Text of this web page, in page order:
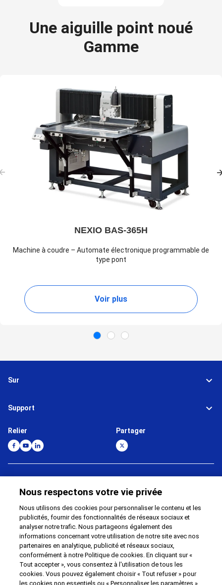
Une aiguille point noué
Gamme
NEXIO BAS-365H
Machine à coudre – Automate électronique programmable de
type pont
Voir plus
Sur
Support
Relier Partager
Politique de confidentialité
Contact
Impressum
Plan du site
1995 -2026Brother Internationale Industriemaschinen GmbH All Rights
Reserved.
Nous respectons votre vie privée
Nous utilisons des cookies pour personnaliser le contenu et les
publicités, fournir des fonctionnalités de réseaux sociaux et
analyser notre trafic. Nous partageons également des
informations concernant votre utilisation de notre site avec nos
partenaires en analytique, publicité et réseaux sociaux,
conformément à notre Politique de cookies. En cliquant sur «
Tout accepter », vous consentez à l'utilisation de tous les
cookies. Vous pouvez également choisir « Tout refuser » pour
les cookies non essentiels ou « Personnaliser les paramètres »